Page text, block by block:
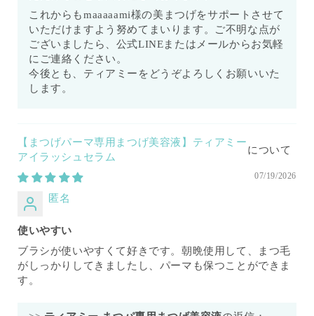
これからもmaaaaami様の美まつげをサポートさせて
いただけますよう努めてまいります。ご不明な点が
ございましたら、公式LINEまたはメールからお気軽
にご連絡ください。
今後とも、ティアミーをどうぞよろしくお願いいた
します。
【まつげパーマ専用まつげ美容液】ティアミー
アイラッシュセラム
07/19/2026
匿名
使いやすい
ブラシが使いやすくて好きです。朝晩使用して、まつ毛
がしっかりしてきましたし、パーマも保つことができま
す。